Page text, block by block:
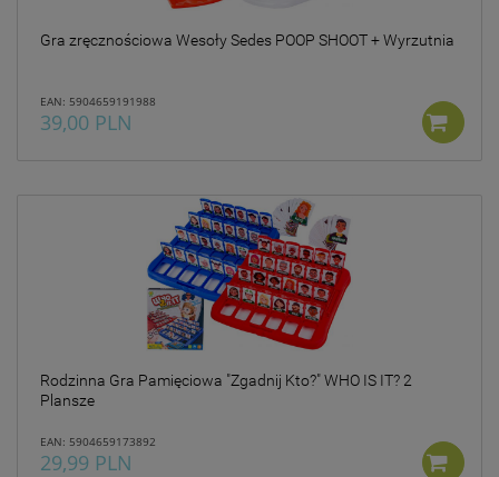
Gra zręcznościowa Wesoły Sedes POOP SHOOT + Wyrzutnia
EAN: 5904659191988
39,00 PLN
Rodzinna Gra Pamięciowa "Zgadnij Kto?" WHO IS IT? 2
Plansze
EAN: 5904659173892
29,99 PLN